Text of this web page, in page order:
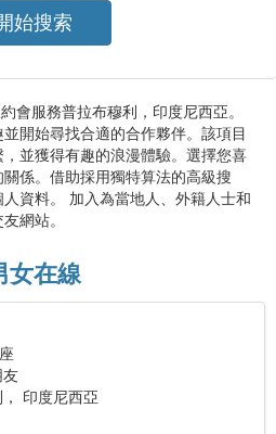
會服務普拉布穆利，印度尼西亞。
開始尋找合適的合作夥伴。該項目
並獲得有趣的浪漫體驗。選擇您喜
係。借助採用獨特算法的高級搜
資料。 加入為當地人、外籍人士和
網站。
女在線
友
印度尼西亞